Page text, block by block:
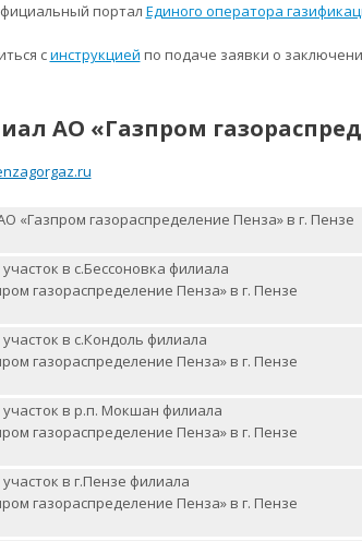
портал Единого оператора
синструкцией по подаче заявки о
АО «Газпром
«Газпром газораспределение Пенза» в г. Пензе
в с.Бессоновка филиала
газораспределение Пенза» в г. Пензе
в с.Кондоль филиала
газораспределение Пенза» в г. Пензе
в р.п. Мокшан филиала
газораспределение Пенза» в г. Пензе
в г.Пензе филиала
газораспределение Пенза» в г. Пензе